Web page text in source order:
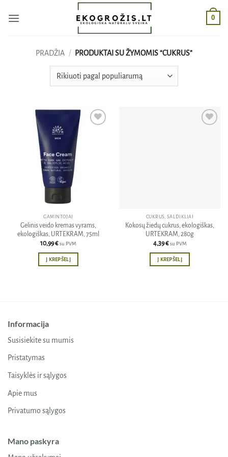
0
PRADŽIA / PRODUKTAI SU ŽYMOMIS “CUKRUS”
GAMINTOJAI
Gelinis veido kremas vyrams,
ekologiškas, URTEKRAM, 75ml
10,99€su PVM
Į KREPŠELĮ
CUKRUS, SALDIKLIAI
Kokosų žiedų cukrus, ekologiškas,
URTEKRAM, 280g
4,39€ su PVM
Į KREPŠELĮ
Informacija
Susisiekite su mumis
Pristatymas
Taisyklės ir sąlygos
Apie mus
Privatumo sąlygos
Mano paskyra